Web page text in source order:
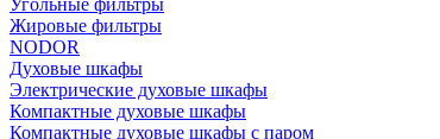
Угольные фильтры
Жировые фильтры
NODOR
Духовые шкафы
Электрические духовые шкафы
Компактные духовые шкафы
Компактные духовые шкафы с паром